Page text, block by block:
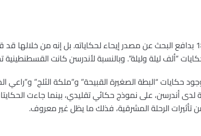
لم تكن رحلة أندرسن إلى إسطنبول سنة 1840/41 بدافع البحث عن مصدر إيحاء لحكاياته. بل
“ألف ليلة وليلة”. وبالنسبة لأندرسن كانت القسطنطينية
حكايات “البطة الصغيرة القبيحة” و”ملكة الثلج” و”راعي
أندرسن، على نموذج حكائي تقليدي، بينما جاءت
الرحلة المشرقية، فذلك ما يظل غير معروف.